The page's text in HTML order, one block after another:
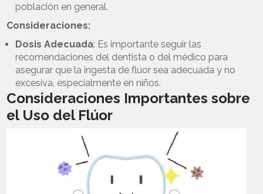
población en general.
Consideraciones:
Dosis Adecuada: Es importante seguir las
recomendaciones del dentista o del médico para
asegurar que la ingesta de flúor sea adecuada y no
excesiva, especialmente en niños.
Consideraciones Importantes sobre
el Uso del Flúor